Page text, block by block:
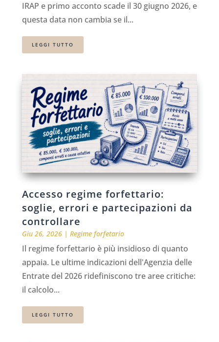
IRAP e primo acconto scade il 30 giugno 2026, e
questa data non cambia se il...
LEGGI TUTTO
Accesso regime forfettario:
soglie, errori e partecipazioni da
controllare
Giu 26, 2026| Regime forfetario
Il regime forfettario è più insidioso di quanto
appaia. Le ultime indicazioni dell'Agenzia delle
Entrate del 2026 ridefiniscono tre aree critiche:
il calcolo...
LEGGI TUTTO